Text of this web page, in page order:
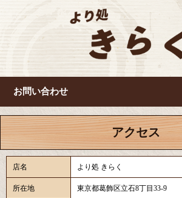
お問い合わせ
アクセス
店名 より処 きらく
所在地 東京都葛飾区立石8丁目33-9